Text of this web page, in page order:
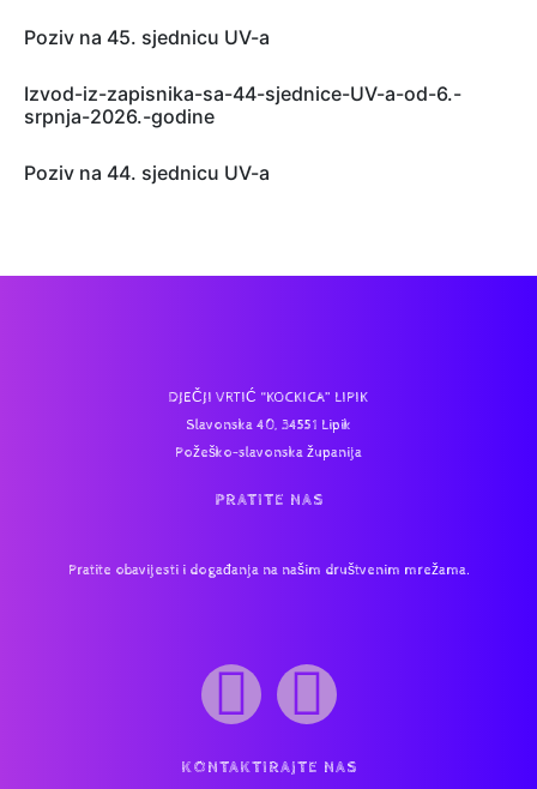
Poziv na 45. sjednicu UV-a
Izvod-iz-zapisnika-sa-44-sjednice-UV-a-od-6.-
srpnja-2026.-godine
Poziv na 44. sjednicu UV-a
DJEČJI VRTIĆ “KOCKICA” LIPIK
Slavonska 40, 34551 Lipik
Požeško-slavonska županija
PRATITE NAS
Pratite obavijesti i događanja na našim društvenim mrežama.
KONTAKTIRAJTE NAS